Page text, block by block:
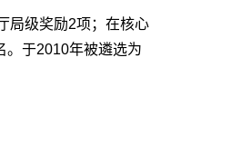
局级奖励2项；在核心
。于2010年被遴选为